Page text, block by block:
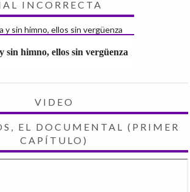
INCORRECTA
sin himno, ellos sin vergüenza
VIDEO
EL DOCUMENTAL (PRIMER
CAPÍTULO)